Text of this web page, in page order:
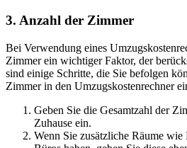
3. Anzahl der Zimmer
Bei Verwendung eines
Zimmer ein wichtiger Faktor, der
sind einige Schritte, die Sie befolgen
Zimmer in den Umzugskostenrechner
Geben Sie die Gesamtzahl der
Zuhause ein.
Wenn Sie zusätzliche Räume